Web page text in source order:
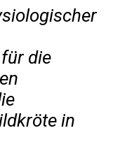
die
in